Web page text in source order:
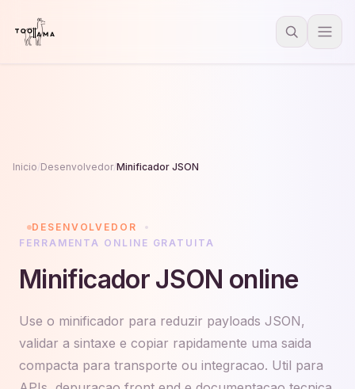
Inicio Desenvolvedor/Minificador JSON
DESENVOLVEDOR
FERRAMENTA ONLINE GRATUITA
Minificador JSON online
Use o minificador para reduzir payloads JSON,
validar a sintaxe e copiar rapidamente uma saida
compacta para transporte ou integracao. Util para